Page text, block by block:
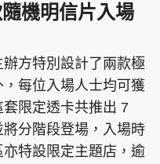
機明信片入場
方特別設計了兩款極
每位入場人士均可獲
限定透卡共推出 7
分階段登場，入場時
特設限定主題店，逾